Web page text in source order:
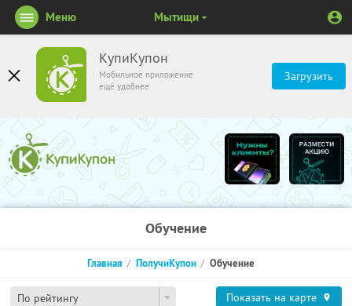
КупиКупон
Мобильное приложение
ещё удобнее
Загрузить
Меню Мытищи
Обучение
По рейтингу
Главная ПолучиКупон Обучение
Показать на карте